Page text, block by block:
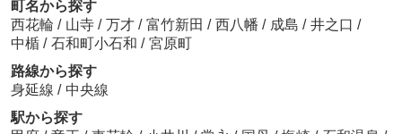
町名から探す
西花輪 / 山寺 / 万才 / 富竹新田 / 西八幡 / 成島 / 井之口 /
中楯 / 石和町小石和 / 宮原町
路線から探す
身延線 / 中央線
駅から探す